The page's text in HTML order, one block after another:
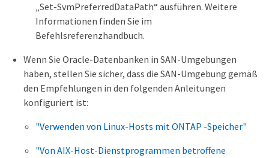
„Set-SvmPreferredDataPath“ ausführen. Weitere
Informationen finden Sie im
Befehlsreferenzhandbuch.
Wenn Sie Oracle-Datenbanken in SAN-Umgebungen
haben, stellen Sie sicher, dass die SAN-Umgebung gemäß
den Empfehlungen in den folgenden Anleitungen
konfiguriert ist:
"Verwenden von Linux-Hosts mit ONTAP -Speicher"
"Von AIX-Host-Dienstprogrammen betroffene